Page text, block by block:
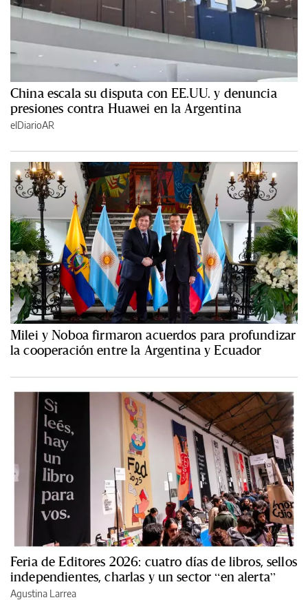
China escala su disputa con EE.UU. y denuncia
presiones contra Huawei en la Argentina
elDiarioAR
Milei y Noboa firmaron acuerdos para profundizar
la cooperación entre la Argentina y Ecuador
Feria de Editores 2026: cuatro días de libros, sellos
independientes, charlas y un sector “en alerta”
Agustina Larrea